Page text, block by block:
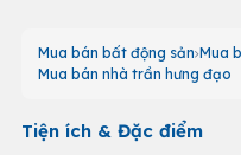
Mua bán bất động sản Mua
Mua bán nhà trần hưng đạo
Tiện ích & Đặc điểm